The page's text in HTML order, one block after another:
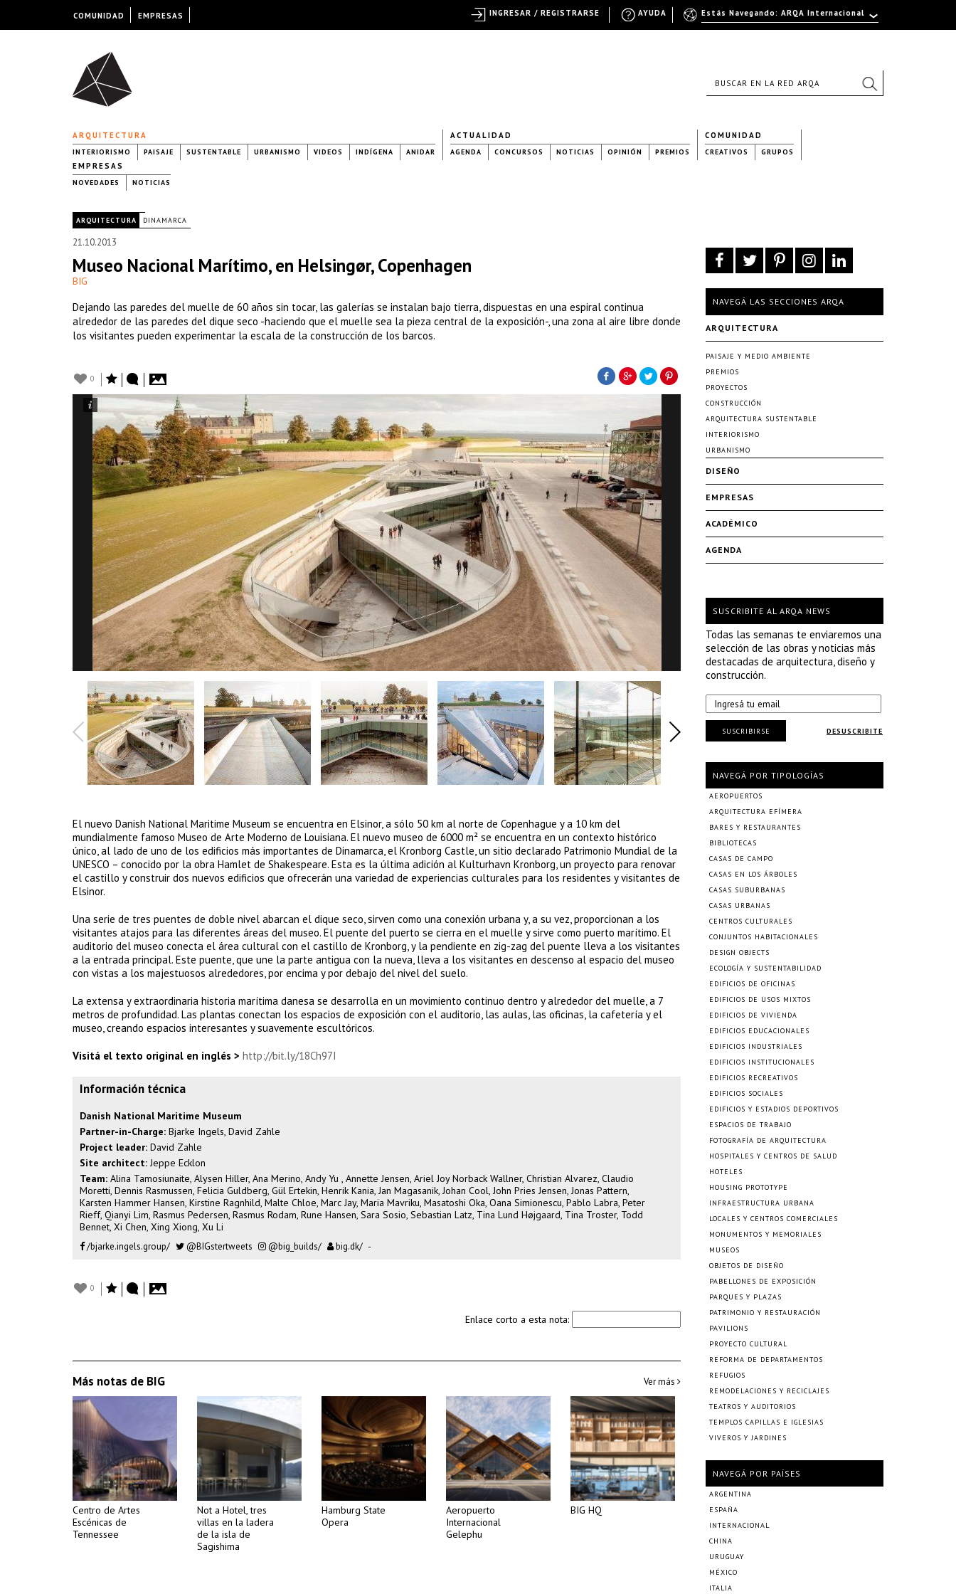
ARQUITECTURA
INTERIORISMO PAISAJE SUSTENTABLE URBANISMO VIDEOS INDÍGENA ANIDAR
ACTUALIDAD
AGENDA CONCURSOS NOTICIAS OPINIÓN PREMIOS
COMUNIDAD
CREATIVOS GRUPOS
EMPRESAS
NOVEDADES NOTICIAS
ARQUITECTURA DINAMARCA
21.10.2013
Museo Nacional Marítimo, en Helsingør, Copenhagen
BIG
Dejando las paredes del muelle de 60 años sin tocar, las galerías se instalan bajo tierra, dispuestas en una espiral continua
alrededor de las paredes del dique seco -haciendo que el muelle sea la pieza central de la exposición-, una zona al aire libre donde
los visitantes pueden experimentar la escala de la construcción de los barcos.
0
El nuevo Danish National Maritime Museum se encuentra en Elsinor, a sólo 50 km al norte de Copenhague y a 10 km del
mundialmente famoso Museo de Arte Moderno de Louisiana. El nuevo museo de 6000 m² se encuentra en un contexto histórico
único, al lado de uno de los edificios más importantes de Dinamarca, el Kronborg Castle, un sitio declarado Patrimonio Mundial de la
UNESCO – conocido por la obra Hamlet de Shakespeare. Esta es la última adición al Kulturhavn Kronborg, un proyecto para renovar
el castillo y construir dos nuevos edificios que ofrecerán una variedad de experiencias culturales para los residentes y visitantes de
Elsinor.
Una serie de tres puentes de doble nivel abarcan el dique seco, sirven como una conexión urbana y, a su vez, proporcionan a los
visitantes atajos para las diferentes áreas del museo. El puente del puerto se cierra en el muelle y sirve como puerto marítimo. El
auditorio del museo conecta el área cultural con el castillo de Kronborg, y la pendiente en zig-zag del puente lleva a los visitantes
a la entrada principal. Este puente, que une la parte antigua con la nueva, lleva a los visitantes en descenso al espacio del museo
con vistas a los majestuosos alrededores, por encima y por debajo del nivel del suelo.
La extensa y extraordinaria historia marítima danesa se desarrolla en un movimiento continuo dentro y alrededor del muelle, a 7
metros de profundidad. Las plantas conectan los espacios de exposición con el auditorio, las aulas, las oficinas, la cafetería y el
museo, creando espacios interesantes y suavemente escultóricos.
Visitá el texto original en inglés > http://bit.ly/18Ch97I
Información técnica
Danish National Maritime Museum
Partner-in-Charge: Bjarke Ingels, David Zahle
Project leader: David Zahle
Site architect:Jeppe Ecklon
Team: Alina Tamosiunaite, Alysen Hiller, Ana Merino, Andy Yu , Annette Jensen, Ariel Joy Norback Wallner, Christian Alvarez, Claudio
Moretti, Dennis Rasmussen, Felicia Guldberg, Gül Ertekin, Henrik Kania, Jan Magasanik, Johan Cool, John Pries Jensen, Jonas Pattern,
Karsten Hammer Hansen, Kirstine Ragnhild, Malte Chloe, Marc Jay, Maria Mavriku, Masatoshi Oka, Oana Simionescu, Pablo Labra, Peter
Rieff, Qianyi Lim, Rasmus Pedersen, Rasmus Rodam, Rune Hansen, Sara Sosio, Sebastian Latz, Tina Lund Højgaard, Tina Troster, Todd
Bennet, Xi Chen, Xing Xiong, Xu Li
/bjarke.ingels.group/ @BIGstertweets @big_builds/ big.dk/ -
0
Enlace corto a esta nota:
Más notas de BIG Ver más
Centro de Artes
Escénicas de
Tennessee
Not a Hotel, tres
villas en la ladera
de la isla de
Sagishima
Hamburg State
Opera
Aeropuerto
Internacional
Gelephu
BIG HQ
NAVEGÁ LAS SECCIONES ARQA
ARQUITECTURA
PAISAJE Y MEDIO AMBIENTE
PREMIOS
PROYECTOS
CONSTRUCCIÓN
ARQUITECTURA SUSTENTABLE
INTERIORISMO
URBANISMO
DISEÑO
EMPRESAS
ACADÉMICO
AGENDA
SUSCRIBITE AL ARQA NEWS
Todas las semanas te enviaremos una
selección de las obras y noticias más
destacadas de arquitectura, diseño y
construcción.
DESUSCRIBITE
SUSCRIBIRSE
NAVEGÁ POR TIPOLOGÍAS
AEROPUERTOS
ARQUITECTURA EFÍMERA
BARES Y RESTAURANTES
BIBLIOTECAS
CASAS DE CAMPO
CASAS EN LOS ÁRBOLES
CASAS SUBURBANAS
CASAS URBANAS
CENTROS CULTURALES
CONJUNTOS HABITACIONALES
DESIGN OBJECTS
ECOLOGÍA Y SUSTENTABILIDAD
EDIFICIOS DE OFICINAS
EDIFICIOS DE USOS MIXTOS
EDIFICIOS DE VIVIENDA
EDIFICIOS EDUCACIONALES
EDIFICIOS INDUSTRIALES
EDIFICIOS INSTITUCIONALES
EDIFICIOS RECREATIVOS
EDIFICIOS SOCIALES
EDIFICIOS Y ESTADIOS DEPORTIVOS
ESPACIOS DE TRABAJO
FOTOGRAFÍA DE ARQUITECTURA
HOSPITALES Y CENTROS DE SALUD
HOTELES
HOUSING PROTOTYPE
INFRAESTRUCTURA URBANA
LOCALES Y CENTROS COMERCIALES
MONUMENTOS Y MEMORIALES
MUSEOS
OBJETOS DE DISEÑO
PABELLONES DE EXPOSICIÓN
PARQUES Y PLAZAS
PATRIMONIO Y RESTAURACIÓN
PAVILIONS
PROYECTO CULTURAL
REFORMA DE DEPARTAMENTOS
REFUGIOS
REMODELACIONES Y RECICLAJES
TEATROS Y AUDITORIOS
TEMPLOS CAPILLAS E IGLESIAS
VIVEROS Y JARDINES
NAVEGÁ POR PAÍSES
ARGENTINA
ESPAÑA
INTERNACIONAL
CHINA
URUGUAY
MÉXICO
ITALIA
COMUNIDAD EMPRESAS Estás Navegando: ARQA Internacional
AYUDA
INGRESAR / REGISTRARSE